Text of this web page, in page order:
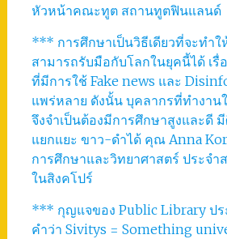
หัวหน้าคณะทูต สถานทูตฟินแลนด์
*** การศึกษาเป็นวิธีเดียวที่จะทำ
สามารถรับมือกับโลกในยุคนี้ได้ เรื่
ที่มีการใช้ Fake news และ
แพร่หลาย ดังนั้น บุคลากรที่ทำงาน
จึงจำเป็นต้องมีการศึกษาสูงและดี
แยกแยะ ขาว-ดำได้ คุณ Anna
การศึกษาและวิทยาศาสตร์ ประจ
ในสิงคโปร์
*** กุญแจของ Public Library ป
คำว่า Sivitys = Something